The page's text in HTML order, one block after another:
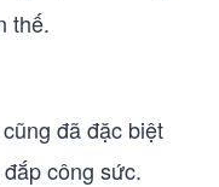
thế.
đã đặc biệt
công sức.